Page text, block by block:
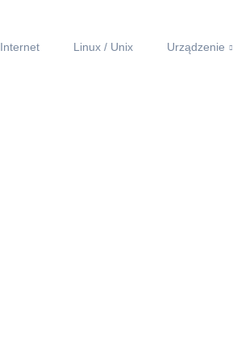
Internet Linux / Unix Urządzenie